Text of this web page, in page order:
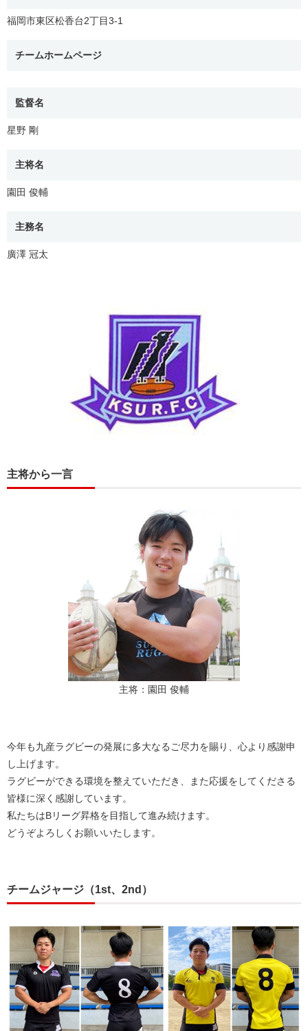
福岡市東区松香台2丁目3-1
チームホームページ
監督名
星野 剛
主将名
園田 俊輔
主務名
廣澤 冠太
主将から一言
主将：園田 俊輔
今年も九産ラグビーの発展に多大なるご尽力を賜り、心より感謝申
し上げます。
ラグビーができる環境を整えていただき、また応援をしてくださる
皆様に深く感謝しています。
私たちはBリーグ昇格を目指して進み続けます。
どうぞよろしくお願いいたします。
チームジャージ（1st、2nd）